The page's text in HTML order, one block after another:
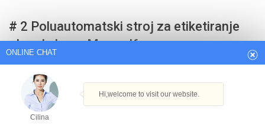
# 2 Poluautomatski stroj za etiketiranje
okrugle boce Maxwolf
Strojevi za označavanje boca s ručnim pogonom i dalje će vam uštedjeti
hrpu vremena. I poput poluautomatskog, imat ćete prednost točnosti
oznaka. Najveća prednost je što možete uštedjeti nešto novca kada
idete s ručnim rukovaocem.
Hi,welcome to visit our website.
Cilina